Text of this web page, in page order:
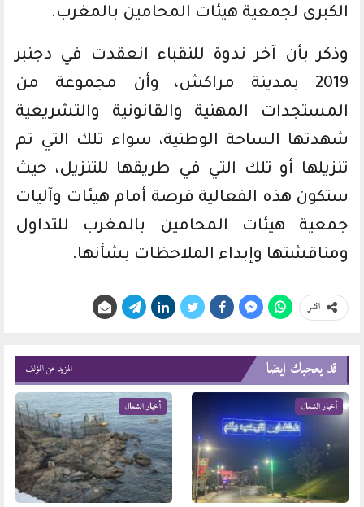
الكبرى لجمعية هيئات المحامين بالمغرب.
وذكر بأن آخر ندوة للنقباء انعقدت في دجنبر
2019 بمدينة مراكش، وأن مجموعة من
المستجدات المهنية والقانونية والتشريعية
شهدتها الساحة الوطنية، سواء تلك التي تم
تنزيلها أو تلك التي في طريقها للتنزيل، حيث
ستكون هذه الفعالية فرصة أمام هيئات وآليات
جمعية هيئات المحامين بالمغرب للتداول
ومناقشتها وإبداء الملاحظات بشأنها.
انشر
قد يعجبك ايضا المزيد عن المؤلف
أخبار الشمال أخبار الشمال